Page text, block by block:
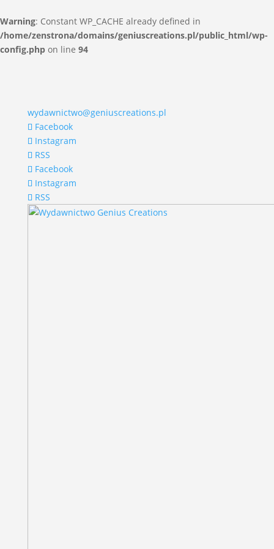
Warning: Constant WP_CACHE already defined in
/home/zenstrona/domains/geniuscreations.pl/public_html/wp-
config.php on line 94
wydawnictwo@geniuscreations.pl
Facebook
Instagram
RSS
Facebook
Instagram
RSS